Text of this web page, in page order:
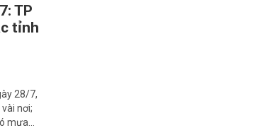
TP
tỉnh
28/7,
nơi;
mưa...